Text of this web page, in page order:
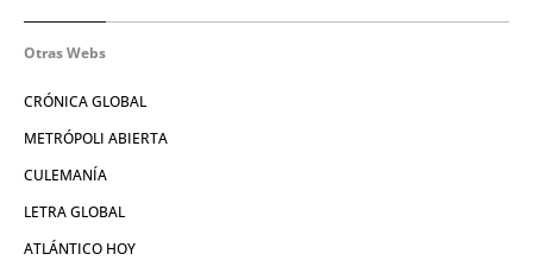
Otras Webs
CRÓNICA GLOBAL
METRÓPOLI ABIERTA
CULEMANÍA
LETRA GLOBAL
ATLÁNTICO HOY